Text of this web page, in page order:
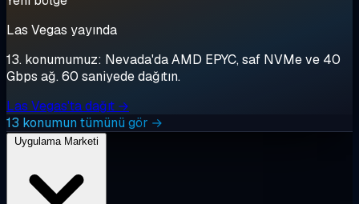
Las Vegas yayında
13. konumumuz: Nevada'da AMD EPYC, saf NVMe ve 40
Gbps ağ. 60 saniyede dağıtın.
Las Vegas'ta dağıt →
13 konumun tümünü gör →